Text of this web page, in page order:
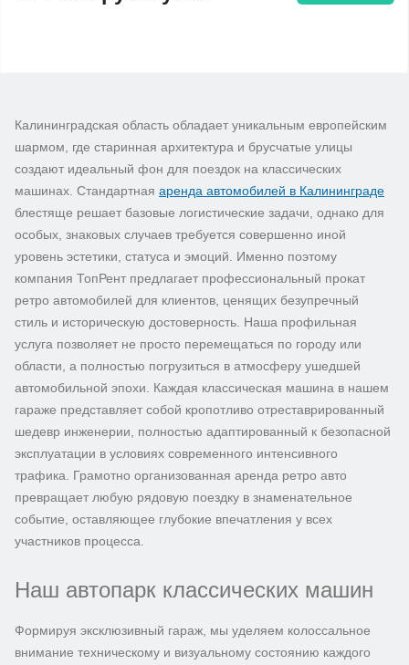
Калининградская область обладает уникальным европейским
шармом, где старинная архитектура и брусчатые улицы
создают идеальный фон для поездок на классических
машинах. Стандартная аренда автомобилей в Калининграде
блестяще решает базовые логистические задачи, однако для
особых, знаковых случаев требуется совершенно иной
уровень эстетики, статуса и эмоций. Именно поэтому
компания ТопРент предлагает профессиональный прокат
ретро автомобилей для клиентов, ценящих безупречный
стиль и историческую достоверность. Наша профильная
услуга позволяет не просто перемещаться по городу или
области, а полностью погрузиться в атмосферу ушедшей
автомобильной эпохи. Каждая классическая машина в нашем
гараже представляет собой кропотливо отреставрированный
шедевр инженерии, полностью адаптированный к безопасной
эксплуатации в условиях современного интенсивного
трафика. Грамотно организованная аренда ретро авто
превращает любую рядовую поездку в знаменательное
событие, оставляющее глубокие впечатления у всех
участников процесса.
Наш автопарк классических машин
Формируя эксклюзивный гараж, мы уделяем колоссальное
внимание техническому и визуальному состоянию каждого